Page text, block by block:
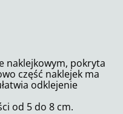
naklejkowym, pokryta
część naklejek ma
odklejenie
od 5 do 8 cm.